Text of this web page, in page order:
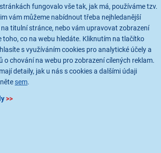
fungovalo vše tak, jak má, používáme tzv.
vám můžeme nabídnout třeba nejhledanější
titulní stránce, nebo vám upravovat zobrazení
toho, co na webu hledáte. Kliknutím na tlačítko
s využíváním cookies pro analytické účely a
o chování na webu pro zobrazení cílených reklam.
detaily, jak u nás s cookies a dalšími údaji
sem.
>>
což
měnič
zvuk